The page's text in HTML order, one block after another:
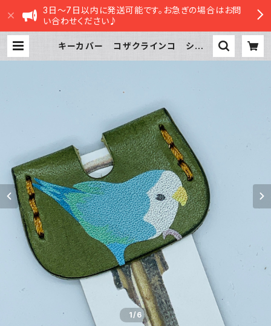
3日～7日以内に発送可能です。お急ぎの場合はお問
い合わせください♪
キーカバー コザクラインコ シーグ
1/6